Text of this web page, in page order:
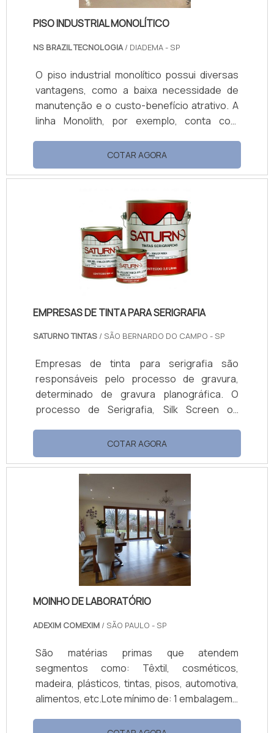
PISO INDUSTRIAL MONOLÍTICO
NS BRAZIL TECNOLOGIA / DIADEMA - SP
O piso industrial monolítico possui diversas
vantagens, como a baixa necessidade de
manutenção e o custo-benefício atrativo. A
linha Monolith, por exemplo, conta com
industriais, e entre os sistemas estão
Monolith Pumma, Monolith anticorrosivos,
Monolith MMA, monolith Flakes, Monolith UT e
uma diversidade de outros
materiais.Benefícios do material Rápida
aplicação, se feita com aplicadores indicados
pela empresa; Alta assepsia e higiene ao
local; Facilid.
COTAR AGORA
EMPRESAS DE TINTA PARA SERIGRAFIA
SATURNO TINTAS / SÃO BERNARDO DO CAMPO - SP
Empresas de tinta para serigrafia são
responsáveis pelo processo de gravura,
determinado de gravura planográfica. O
processo de Serigrafia, Silk Screen ou
impressão de texto ou figura em diversas
superfícies ou substratos, no qual a tinta é
vazada pela pressão do rodo, através de
uma tela preparada. Algumas das linhas
serigráficas Vinílica Brilhante; Vinílica Fosca;
Atóxicas; Sintética; Epóxi; Couro e Nylon;
Poliuretânica; Polietileno; Serigrafia UV;
Aquascre.
COTAR AGORA
MOINHO DE LABORATÓRIO
ADEXIM COMEXIM / SÃO PAULO - SP
São matérias primas que atendem
segmentos como: Têxtil, cosméticos,
madeira, plásticos, tintas, pisos, automotiva,
alimentos, etc.Lote mínimo de: 1 embalagem -
processados durante as operações de